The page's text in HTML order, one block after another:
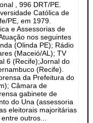
, 996 DRT/PE.
Católica de
PE, em 1979.
e Assessorias de
nos seguintes
(Olinda PE); Rádio
(Maceió/AL); TV
6 (Recife);Jornal do
(Recife).
da Prefeitura do
Câmara de
gabinete de
do Una (assessoria
eleitorais majoritárias
outros...